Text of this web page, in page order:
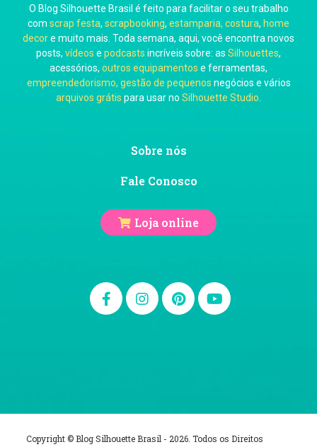
Carol Pessoa
Ju Mirthes
O Blog Silhouette Brasil é feito para facilitar o seu trabalho
com scrap festa, scrapbooking, estamparia, costura, home
decore muito mais. Toda semana, aqui, você encontra novos
posts, vídeos e podcasts incríveis sobre: as Silhouettes,
acessórios, outros equipamentos e ferramentas,
empreendedorismo, gestão de pequenos negócios e vários
arquivos grátis para usar no Silhouette Studio
Sobre nós
Fale Conosco
Loja online
Copyright © Blog Silhouette Brasil - 2026. Todos os Direitos